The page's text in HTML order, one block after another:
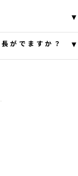
▾
。
み・渋みも含
を残した形でビ
夫しました。
がでますか？ ▾